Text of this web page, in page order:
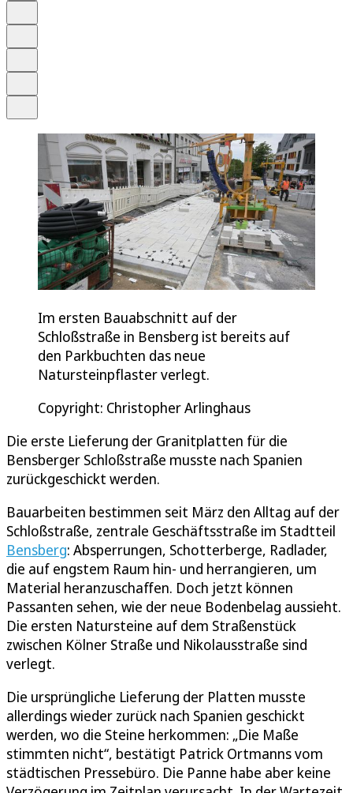
Im ersten Bauabschnitt auf der
Schloßstraße in Bensberg ist bereits auf
den Parkbuchten das neue
Natursteinpflaster verlegt.
Copyright: Christopher Arlinghaus
Die erste Lieferung der Granitplatten für die
Bensberger Schloßstraße musste nach Spanien
zurückgeschickt werden.
Bauarbeiten bestimmen seit März den Alltag auf der
Schloßstraße, zentrale Geschäftsstraße im Stadtteil
Bensberg: Absperrungen, Schotterberge, Radlader,
die auf engstem Raum hin- und herrangieren, um
Material heranzuschaffen. Doch jetzt können
Passanten sehen, wie der neue Bodenbelag aussieht.
Die ersten Natursteine auf dem Straßenstück
zwischen Kölner Straße und Nikolausstraße sind
verlegt.
Die ursprüngliche Lieferung der Platten musste
allerdings wieder zurück nach Spanien geschickt
werden, wo die Steine herkommen: „Die Maße
stimmten nicht“, bestätigt Patrick Ortmanns vom
städtischen Pressebüro. Die Panne habe aber keine